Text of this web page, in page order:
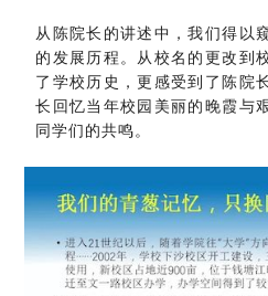
从陈院长的讲述中，我们得以
的发展历程。从校名的更改到
了学校历史，更感受到了陈院
长回忆当年校园美丽的晚霞与
同学们的共鸣。